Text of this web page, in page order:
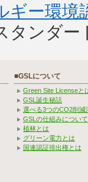
ギー環境
タンダ
■GSLについて
Green Site Licenseと
GSL誕生秘話
選べる3つのCO2削減
GSLの仕組みについて
植林とは
グリーン電力とは
国連認証排出権とは